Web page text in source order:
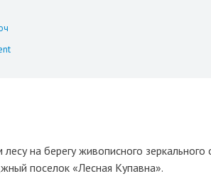
на берегу живописного
поселок «Лесная Купавна».